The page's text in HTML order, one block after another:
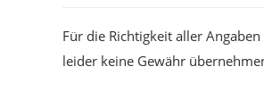
Für die Richtigkeit aller
leider keine Gewähr